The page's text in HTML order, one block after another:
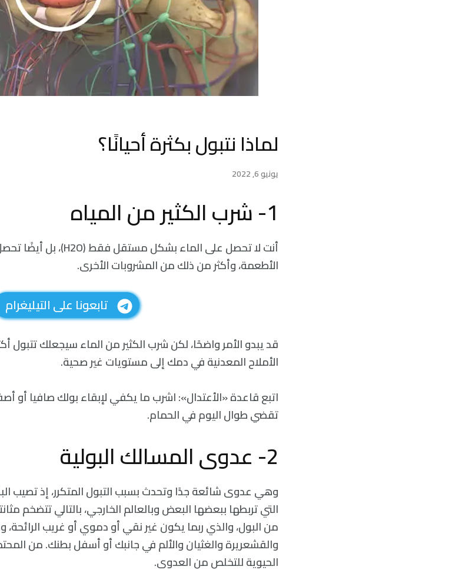
لماذا نتبول بكثرة أحيانًا؟
يونيو 6, 2022
1- شرب الكثير من المياه
الأطعمة، وأكثر من ذلك من المشروبات الأخرى.
تابعونا على التيليغرام
قد يبدو الأمر واضحًا، لكن شرب الكثير من الماء سيجعلك
الأملاح المعدنية في دمك إلى مستويات غير صحية.
اتبع قاعدة «الأعتدال»: اشرب ما يكفي لإبقاء بولك صافيا أو
تقضي طوال اليوم في الحمام.
2- عدوى المسالك البولية
وهي عدوى شائعة جدًا وتحدث بسبب التبول المتكرر، إذ تصيب
التي تربطها ببعضها البعض وبالعالم الخارجي، بالتالي تتضخم
من البول، والذي ربما يكون غير نقي أو دموي أو غريب
والقشعريرة والغثيان والألم في جانبك أو أسفل بطنك. من
الحيوية للتخلص من العدوى.